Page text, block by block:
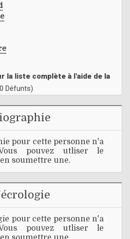
la liste complète à l'aide de la
Défunts)
pour cette personne n'a
pouvez utliser le
soumettre une.
pour cette personne n'a
pouvez utliser le